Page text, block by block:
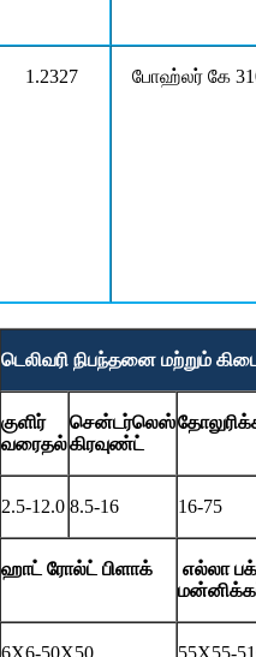
1.2327 போஹ்லர் கே
டெலிவரி நிபந்தனை மற்றும்
குளிர்
வரைதல்
சென்டர்லெஸ்
கிரவுண்ட்
2.5-12.0 8.5-16 16-75
ஹாட் ரோல்ட் பிளாக்
எல்லா